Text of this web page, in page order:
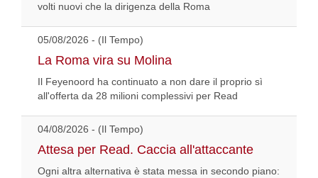
volti nuovi che la dirigenza della Roma
05/08/2026 - (Il Tempo)
La Roma vira su Molina
Il Feyenoord ha continuato a non dare il proprio sì
all'offerta da 28 milioni complessivi per Read
04/08/2026 - (Il Tempo)
Attesa per Read. Caccia all'attaccante
Ogni altra alternativa è stata messa in secondo piano: